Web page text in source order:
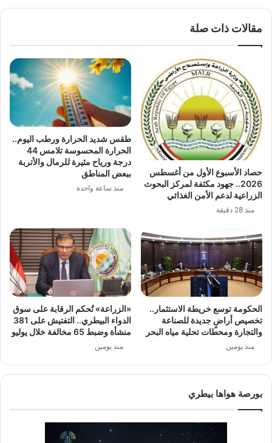
مقالات ذات صلة
حصاد الأسبوع الأول من أغسطس
2026.. جهود مكثفة لمركز البحوث
الزراعية لدعم الأمن الغذائي
منذ 28 دقيقة
طقس شديد الحرارة ورطب اليوم..
الحرارة المحسوسة تلامس 44
درجة ورياح مثيرة للرمال والأتربة
ببعض المناطق
منذ ساعة واحدة
الحكومة توسع خريطة الاستثمار..
تخصيص أراضٍ جديدة للصناعة
والتجارة ومحطات تحلية مياه البحر
منذ يومين
«الزراعة» تُحكم الرقابة على سوق
الدواء البيطري.. التفتيش على 381
منشأة وضبط 65 مخالفة خلال يوليو
منذ يومين
بورصة هواها بيطري